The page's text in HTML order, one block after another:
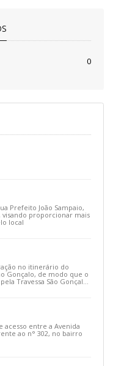
0
Prefeito João Sampaio,
visando proporcionar mais
local
no itinerário do
Gonçalo, de modo que o
Travessa São Gonçalo
acesso entre a Avenida
ao n° 302, no bairro